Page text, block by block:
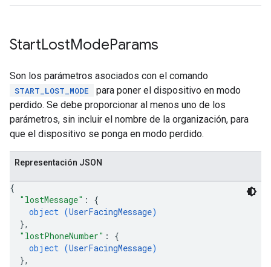
StartLostModeParams
Son los parámetros asociados con el comando
START_LOST_MODE
para poner el dispositivo en modo
perdido. Se debe proporcionar al menos uno de los
parámetros, sin incluir el nombre de la organización, para
que el dispositivo se ponga en modo perdido.
Representación JSON
{
"lostMessage" : {
object (UserFacingMessage)
},
"lostPhoneNumber" : {
object (UserFacingMessage)
},